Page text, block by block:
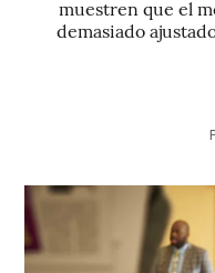
muestren que el
demasiado